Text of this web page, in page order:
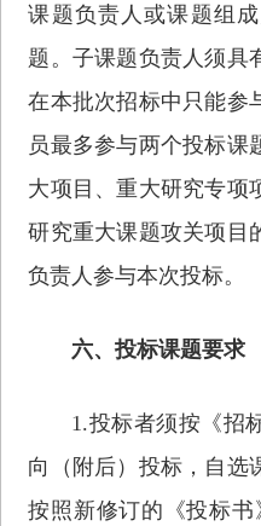
课题负责人或课题组
题。子课题负责人须具
在本批次招标中只能参
员最多参与两个投标课
大项目、重大研究专项
研究重大课题攻关项目
负责人参与本次投标。
六、投标课题要求
1.投标者须按《招
向（附后）投标，自选
按照新修订的《投标书